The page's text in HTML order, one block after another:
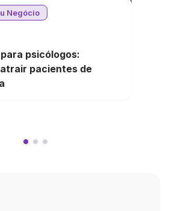
Negócio
psicólogos:
pacientes de